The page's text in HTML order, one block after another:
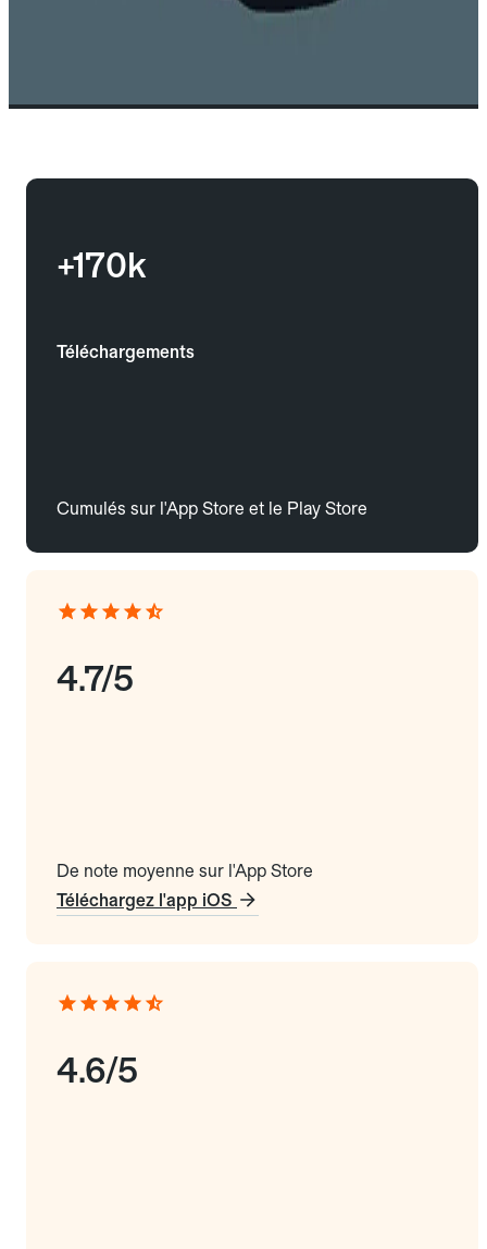
+170k
Téléchargements
Cumulés sur l'App Store et le Play Store
4.7/5
De note moyenne sur l'App Store
Téléchargez l'app iOS
4.6/5